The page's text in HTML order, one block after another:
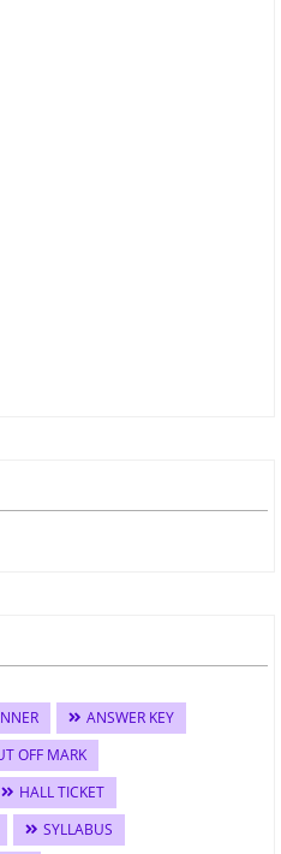
ANSWER KEY
OFF MARK
HALL TICKET
SYLLABUS